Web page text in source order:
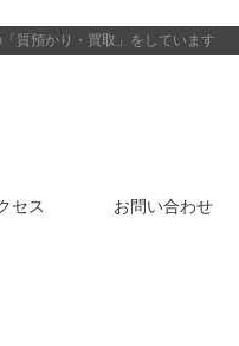
質預かり・買取」をしています
セス お問い合わせ